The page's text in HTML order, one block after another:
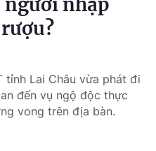
tỉnh Lai Châu vừa phát đi
đến vụ ngộ độc thực
vong trên địa bàn.